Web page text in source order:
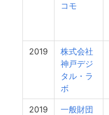
コモ
2019
株式会社
神戸デジ
タル・ラ
ボ
2019
一般財団